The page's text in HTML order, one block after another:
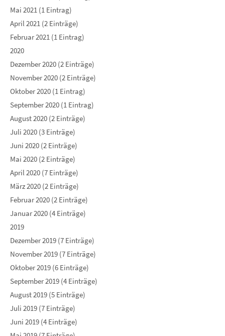
Mai 2021 (1 Eintrag)
April 2021 (2 Einträge)
Februar 2021 (1 Eintrag)
2020
Dezember 2020 (2 Einträge)
November 2020 (2 Einträge)
Oktober 2020 (1 Eintrag)
September 2020 (1 Eintrag)
August 2020 (2 Einträge)
Juli 2020 (3 Einträge)
Juni 2020 (2 Einträge)
Mai 2020 (2 Einträge)
April 2020 (7 Einträge)
März 2020 (2 Einträge)
Februar 2020 (2 Einträge)
Januar 2020 (4 Einträge)
2019
Dezember 2019 (7 Einträge)
November 2019 (7 Einträge)
Oktober 2019 (6 Einträge)
September 2019 (4 Einträge)
August 2019 (5 Einträge)
Juli 2019 (7 Einträge)
Juni 2019 (4 Einträge)